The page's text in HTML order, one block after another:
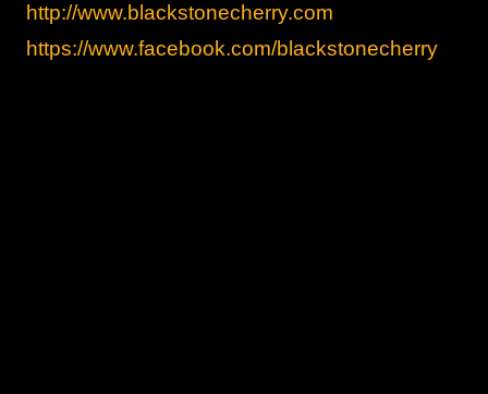
http://www.blackstonecherry.com
https://www.facebook.com/blackstonecherry